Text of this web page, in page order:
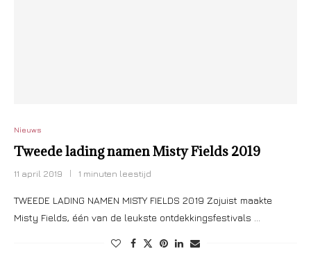
Nieuws
Tweede lading namen Misty Fields 2019
11 april 2019 1 minuten leestijd
TWEEDE LADING NAMEN MISTY FIELDS 2019 Zojuist maakte
Misty Fields, één van de leukste ontdekkingsfestivals …